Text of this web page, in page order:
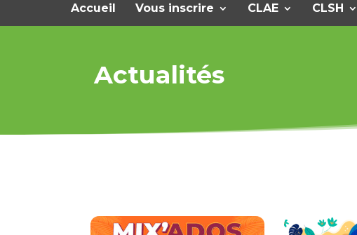
Accueil Vous inscrire CLAE CLSH
Actualités